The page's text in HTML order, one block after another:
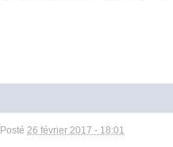
Posté26 février 2017 - 18:01